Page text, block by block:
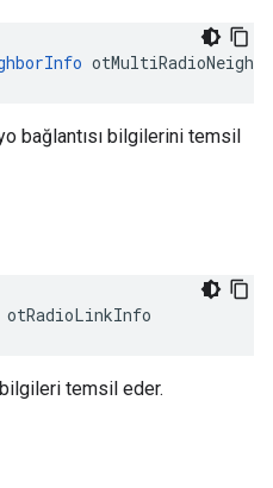
bağlantısı bilgilerini temsil
otRadioLinkInfo
temsil eder.